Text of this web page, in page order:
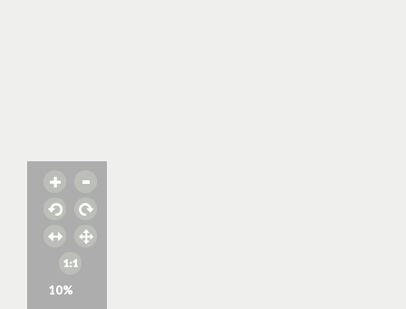
10%